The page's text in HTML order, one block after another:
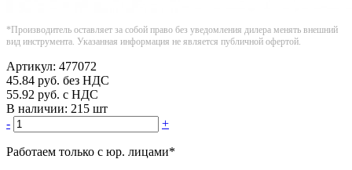
*Производитель оставляет за собой право без уведомления дилера менять внешний
вид инструмента. Указанная информация не является публичной офертой.
Артикул: 477072
45.84 руб. без НДС
55.92 руб. с НДС
В наличии: 215 шт
-
+
Работаем только с юр. лицами*